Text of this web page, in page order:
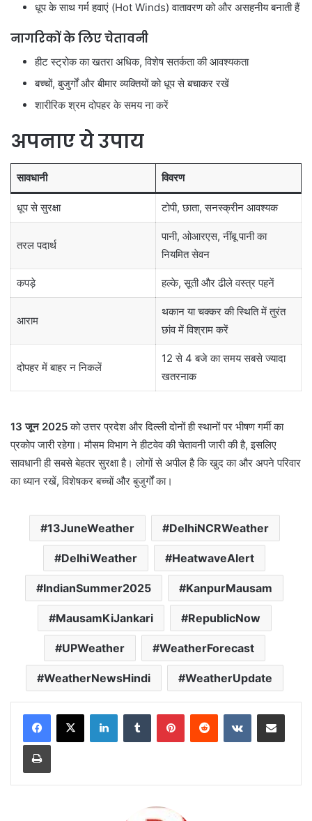
धूप के साथ गर्म हवाएं (Hot Winds) वातावरण को और असहनीय बनाती हैं
नागरिकों के लिए चेतावनी
हीट स्ट्रोक का खतरा अधिक, विशेष सतर्कता की आवश्यकता
बच्चों, बुजुर्गों और बीमार व्यक्तियों को धूप से बचाकर रखें
शारीरिक श्रम दोपहर के समय ना करें
अपनाए ये उपाय
सावधानी विवरण
धूप से सुरक्षा टोपी, छाता, सनस्क्रीन आवश्यक
तरल पदार्थ
पानी, ओआरएस, नींबू पानी का
नियमित सेवन
कपड़े हल्के, सूती और ढीले वस्त्र पहनें
आराम
थकान या चक्कर की स्थिति में तुरंत
छांव में विश्राम करें
दोपहर में बाहर न निकलें
12 से 4 बजे का समय सबसे ज्यादा
खतरनाक
13 जून 2025को उत्तर प्रदेश और दिल्ली दोनों ही स्थानों पर भीषण गर्मी का
प्रकोप जारी रहेगा। मौसम विभाग ने हीटवेव की चेतावनी जारी की है, इसलिए
सावधानी ही सबसे बेहतर सुरक्षा है। लोगों से अपील है कि खुद का और अपने परिवार
का ध्यान रखें, विशेषकर बच्चों और बुजुर्गों का।
13JuneWeather DelhiNCRWeather
DelhiWeather HeatwaveAlert
IndianSummer2025 KanpurMausam
MausamKiJankari RepublicNow
UPWeather WeatherForecast
WeatherNewsHindi WeatherUpdate
LinkedInTumblr PinterestReddit VKontakteShare via Email
Print